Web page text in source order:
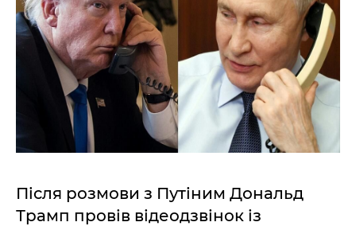
Після розмови з Путіним Дональд
Трамп провів відеодзвінок із